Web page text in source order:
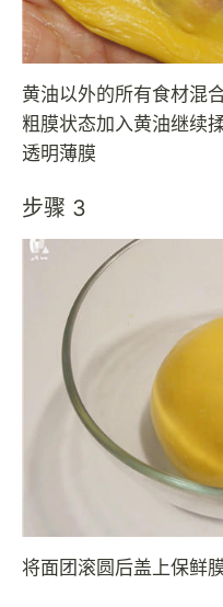
黄油以外的所有食材混
粗膜状态加入黄油继续
透明薄膜
步骤 3
将面团滚圆后盖上保鲜